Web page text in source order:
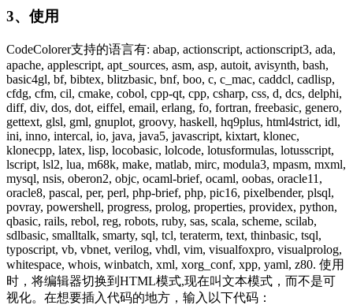
3、使用
CodeColorer支持的语言有: abap, actionscript, actionscript3, ada,
apache, applescript, apt_sources, asm, asp, autoit, avisynth, bash,
basic4gl, bf, bibtex, blitzbasic, bnf, boo, c, c_mac, caddcl, cadlisp,
cfdg, cfm, cil, cmake, cobol, cpp-qt, cpp, csharp, css, d, dcs, delphi,
diff, div, dos, dot, eiffel, email, erlang, fo, fortran, freebasic, genero,
gettext, glsl, gml, gnuplot, groovy, haskell, hq9plus, html4strict, idl,
ini, inno, intercal, io, java, java5, javascript, kixtart, klonec,
klonecpp, latex, lisp, locobasic, lolcode, lotusformulas, lotusscript,
lscript, lsl2, lua, m68k, make, matlab, mirc, modula3, mpasm, mxml,
mysql, nsis, oberon2, objc, ocaml-brief, ocaml, oobas, oracle11,
oracle8, pascal, per, perl, php-brief, php, pic16, pixelbender, plsql,
povray, powershell, progress, prolog, properties, providex, python,
qbasic, rails, rebol, reg, robots, ruby, sas, scala, scheme, scilab,
sdlbasic, smalltalk, smarty, sql, tcl, teraterm, text, thinbasic, tsql,
typoscript, vb, vbnet, verilog, vhdl, vim, visualfoxpro, visualprolog,
whitespace, whois, winbatch, xml, xorg_conf, xpp, yaml, z80. 使用
时，将编辑器切换到HTML模式,现在叫文本模式，而不是可
视化。在想要插入代码的地方，输入以下代码：